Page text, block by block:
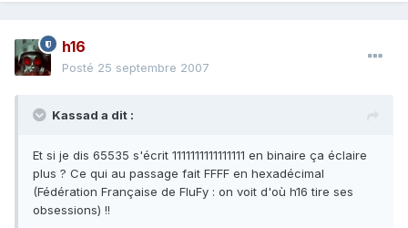
h16
Posté 25 septembre 2007
Kassad a dit :
Et si je dis 65535 s'écrit 1111111111111111 en binaire ça éclaire
plus ? Ce qui au passage fait FFFF en hexadécimal
(Fédération Française de FluFy : on voit d'où h16 tire ses
obsessions) !!